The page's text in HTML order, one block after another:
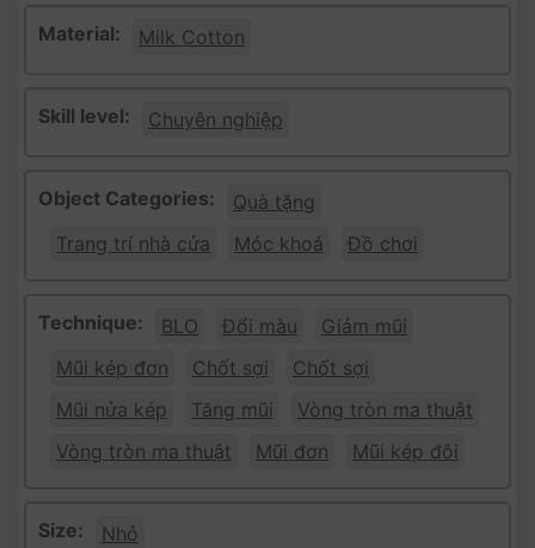
Material: Milk Cotton
Skill level: Chuyên nghiệp
Object Categories:
Quà tặng
Trang trí nhà cửa
Móc khoá Đồ chơi
Technique: BLO Đổi màu
Giảm mũi
Mũi kép đơn
Chốt sợi
Chốt sợi
Mũi nửa kép
Tăng mũi
Vòng tròn ma thuật
Vòng tròn ma thuật
Mũi đơn Mũi kép đôi
Size: Nhỏ